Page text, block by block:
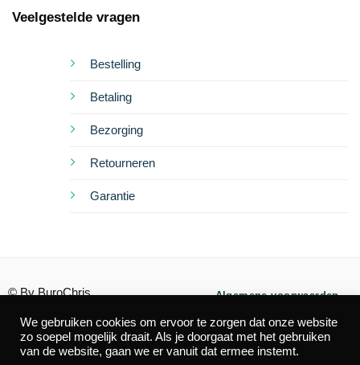
Veelgestelde vragen
Bestelling
Betaling
Bezorging
Retourneren
Garantie
© By BuroChris Algemene voorwaarden
Privacy Cookies
We gebruiken cookies om ervoor te zorgen dat onze website
zo soepel mogelijk draait. Als je doorgaat met het gebruiken
van de website, gaan we er vanuit dat ermee instemt.